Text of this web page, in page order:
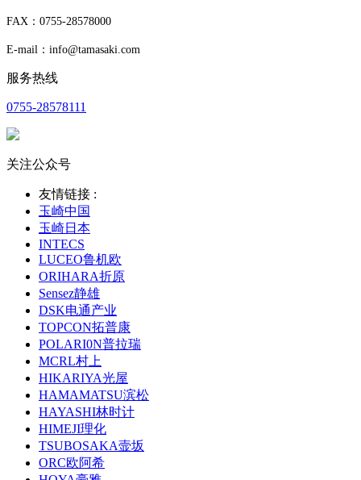
FAX：0755-28578000
E-mail：info@tamasaki.com
服务热线
0755-28578111
关注公众号
友情链接 :
玉崎中国
玉崎日本
INTECS
LUCEO鲁机欧
ORIHARA折原
Sensez静雄
DSK电通产业
TOPCON拓普康
POLARI0N普拉瑞
MCRL村上
HIKARIYA光屋
HAMAMATSU滨松
HAYASHI林时计
HIMEJI理化
TSUBOSAKA壸坂
ORC欧阿希